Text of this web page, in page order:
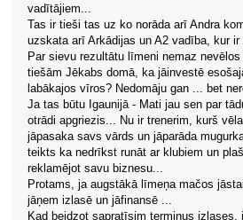
vadītājiem...
Tas ir tieši tas uz ko norāda arī Andra
uzskata arī Arkādijas un A2 vadība, kur
Par sievu rezultātu līmeni nemaz
tiešām Jēkabs domā, ka jāinvestē
labākajos vīros? Nedomāju gan ... bet
Ja tas būtu Igaunijā - Mati jau sen par
otrādi apgriezis... Nu ir trenerim, kurš
jāpasaka savs vārds un jāparāda
teikts ka nedrīkst runāt ar klubiem un
reklamējot savu biznesu...
Protams, ja augstākā līmeņa mačos
jāņem izlasē un jāfinansē ...
Kad beidzot sapratīsim terminus